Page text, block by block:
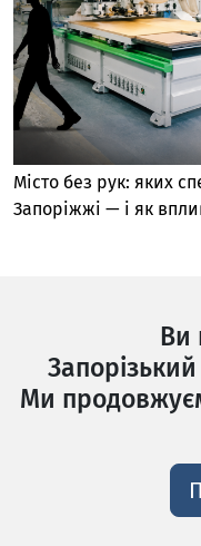
Місто без рук: яких
Запоріжжі — і як
Ви
Ми